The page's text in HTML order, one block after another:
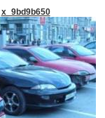
x_9bd9b650